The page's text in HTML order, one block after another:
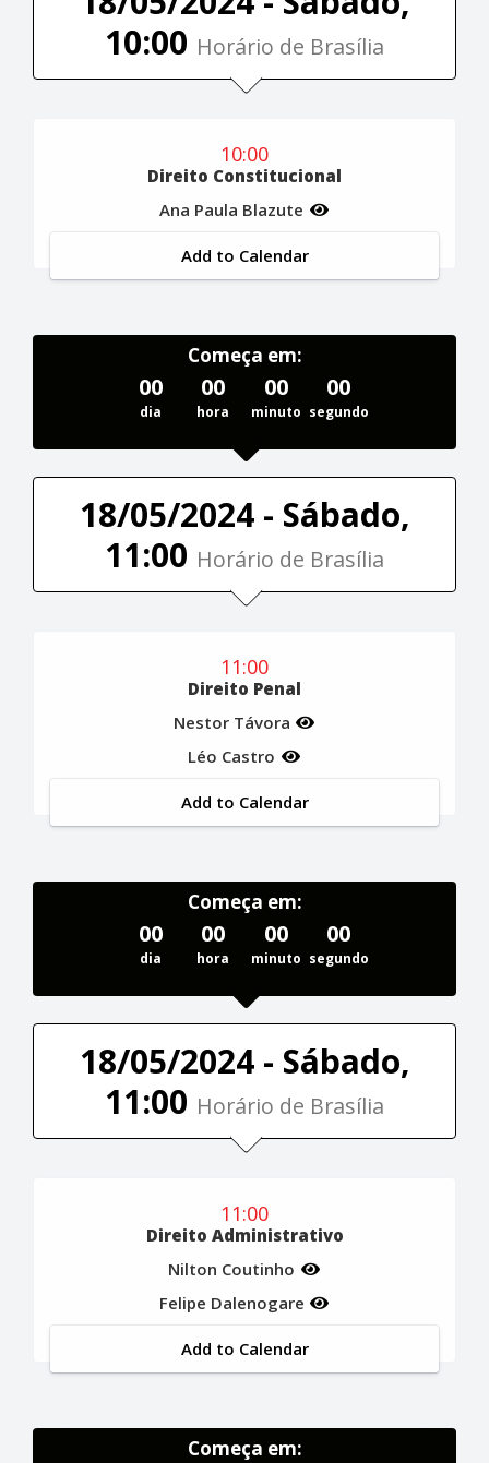
10:00 Horário de Brasília
10:00
Direito Constitucional
Ana Paula Blazute
Add to Calendar
Começa em:
00
dia
00
hora
00
minuto
00
segundo
18/05/2024 - Sábado,
11:00 Horário de Brasília
11:00
Direito Penal
Nestor Távora
Léo Castro
Add to Calendar
Começa em:
00
dia
00
hora
00
minuto
00
segundo
18/05/2024 - Sábado,
11:00 Horário de Brasília
11:00
Direito Administrativo
Nilton Coutinho
Felipe Dalenogare
Add to Calendar
Começa em: